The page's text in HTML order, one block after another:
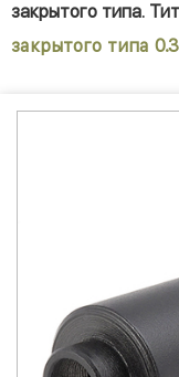
закрытого типа.
закрытого типа